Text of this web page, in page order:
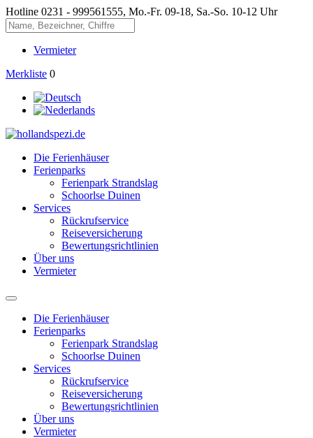
Hotline 0231 - 999561555, Mo.-Fr. 09-18, Sa.-So. 10-12 Uhr
Vermieter
Merkliste 0
Die Ferienhäuser
Ferienparks
Ferienpark Strandslag
Schoorlse Duinen
Services
Rückrufservice
Reiseversicherung
Bewertungsrichtlinien
Über uns
Vermieter
Die Ferienhäuser
Ferienparks
Ferienpark Strandslag
Schoorlse Duinen
Services
Rückrufservice
Reiseversicherung
Bewertungsrichtlinien
Über uns
Vermieter